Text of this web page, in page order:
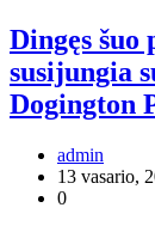
Dingęs
susijungia
Dogington
admin
13 vasario,
0